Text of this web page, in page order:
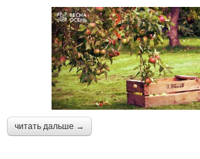
читать дальше →